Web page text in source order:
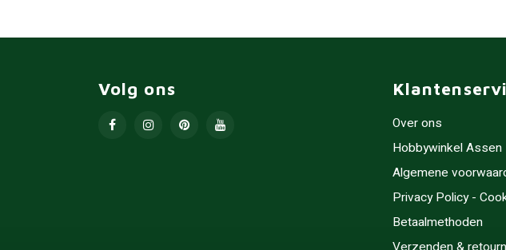
Volg ons
Over ons
Hobbywinkel Assen
Algemene
Privacy Policy -
Betaalmethoden